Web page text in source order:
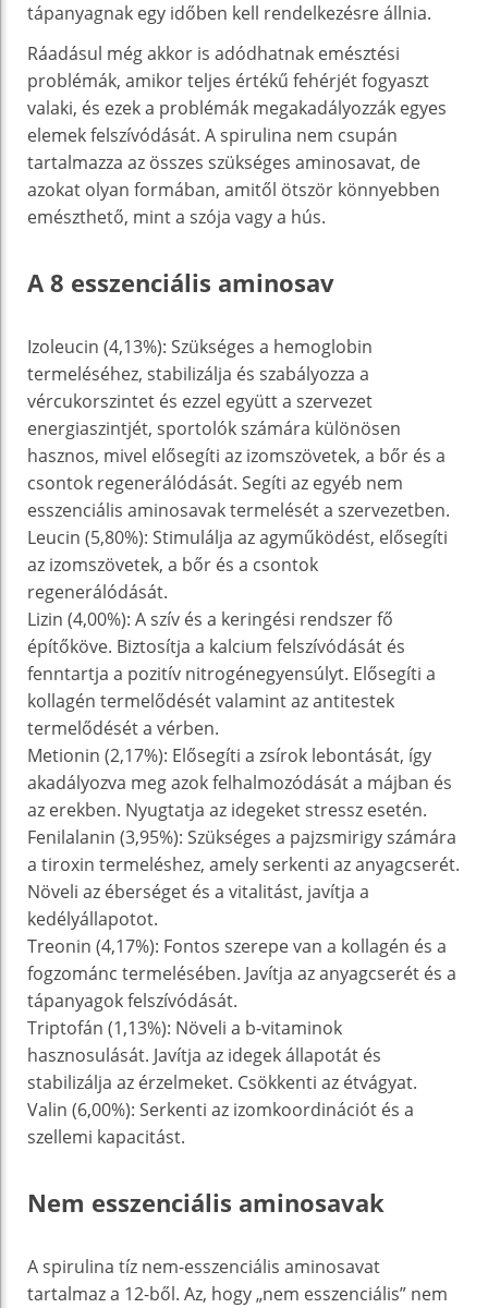
tápanyagnak egy időben kell rendelkezésre állnia.
Ráadásul még akkor is adódhatnak emésztési
problémák, amikor teljes értékű fehérjét fogyaszt
valaki, és ezek a problémák megakadályozzák egyes
elemek felszívódását. A spirulina nem csupán
tartalmazza az összes szükséges aminosavat, de
azokat olyan formában, amitől ötször könnyebben
emészthető, mint a szója vagy a hús.
A 8 esszenciális aminosav
Izoleucin (4,13%): Szükséges a hemoglobin
termeléséhez, stabilizálja és szabályozza a
vércukorszintet és ezzel együtt a szervezet
energiaszintjét, sportolók számára különösen
hasznos, mivel elősegíti az izomszövetek, a bőr és a
csontok regenerálódását. Segíti az egyéb nem
esszenciális aminosavak termelését a szervezetben.
Leucin (5,80%): Stimulálja az agyműködést, elősegíti
az izomszövetek, a bőr és a csontok
regenerálódását.
Lizin (4,00%): A szív és a keringési rendszer fő
építőköve. Biztosítja a kalcium felszívódását és
fenntartja a pozitív nitrogénegyensúlyt. Elősegíti a
kollagén termelődését valamint az antitestek
termelődését a vérben.
Metionin (2,17%): Elősegíti a zsírok lebontását, így
akadályozva meg azok felhalmozódását a májban és
az erekben. Nyugtatja az idegeket stressz esetén.
Fenilalanin (3,95%): Szükséges a pajzsmirigy számára
a tiroxin termeléshez, amely serkenti az anyagcserét.
Növeli az éberséget és a vitalitást, javítja a
kedélyállapotot.
Treonin (4,17%): Fontos szerepe van a kollagén és a
fogzománc termelésében. Javítja az anyagcserét és a
tápanyagok felszívódását.
Triptofán (1,13%): Növeli a b-vitaminok
hasznosulását. Javítja az idegek állapotát és
stabilizálja az érzelmeket. Csökkenti az étvágyat.
Valin (6,00%): Serkenti az izomkoordinációt és a
szellemi kapacitást.
Nem esszenciális aminosavak
A spirulina tíz nem-esszenciális aminosavat
tartalmaz a 12-ből. Az, hogy „nem esszenciális” nem